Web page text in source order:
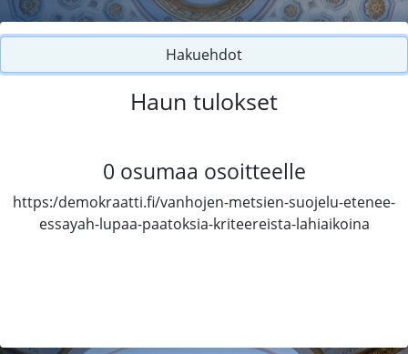
Hakuehdot
Haun tulokset
0 osumaa osoitteelle
https:/demokraatti.fi/vanhojen-metsien-suojelu-etenee-
essayah-lupaa-paatoksia-kriteereista-lahiaikoina